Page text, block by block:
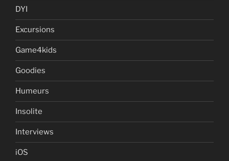
DYI
Excursions
Game4kids
Goodies
Humeurs
Insolite
Interviews
iOS